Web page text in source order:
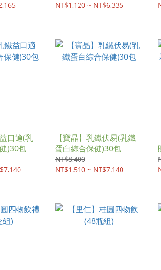
NT$1,120 ~ NT$6,335
口適(乳
)30包
【寶晶】乳鐵伏易(乳鐵
蛋白綜合保健)30包
NT$8,400
NT$1,510 ~ NT$7,140